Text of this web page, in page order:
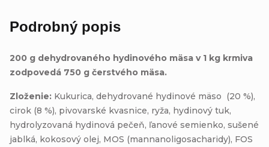
Podrobný popis
200 g dehydrovaného hydinového mäsa v 1 kg krmiva
zodpovedá 750 g čerstvého mäsa.
Zloženie: Kukurica, dehydrované hydinové mäso (20 %),
cirok (8 %), pivovarské kvasnice, ryža, hydinový tuk,
hydrolyzovaná hydinová pečeň, ľanové semienko, sušené
jablká, kokosový olej, MOS (mannanoligosacharidy), FOS